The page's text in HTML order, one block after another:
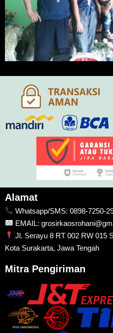
Alamat
Whatsapp/SMS: 0898-7250-
EMAIL:
Jl. Serayu 8 RT 002 RW 015
Kota Surakarta, Jawa Tengah
Mitra Pengiriman